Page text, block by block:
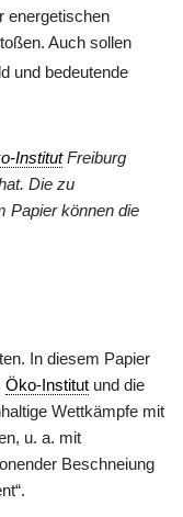
energetischen
Auch sollen
und bedeutende
InstitutFreiburg
Die zu
Papier können die
In diesem Papier
Öko-Institut und die
Wettkämpfe mit
u. a. mit
Beschneiung